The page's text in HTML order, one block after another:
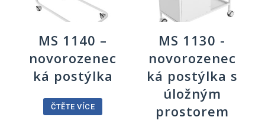
MS 1140 –
novorozenec
ká postýlka
ČTĚTE VÍCE
MS 1130 -
novorozenec
ká postýlka s
úložným
prostorem